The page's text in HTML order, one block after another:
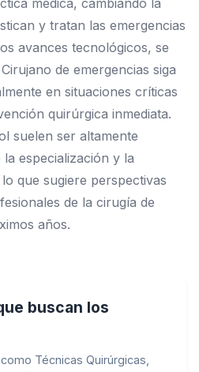
médica, cambiando la
y tratan las emergencias
avances tecnológicos, se
de emergencias siga
en situaciones críticas
quirúrgica inmediata.
suelen ser altamente
especialización y la
que sugiere perspectivas
de la cirugía de
años.
buscan los
Técnicas Quirúrgicas,